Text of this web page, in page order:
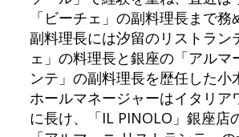
「ビーチェ」の副料理長まで務
副料理長には汐留のリストラン
ェ」の料理長と銀座の「アルマ
ンテ」の副料理長を歴任した小
ホールマネージャーはイタリア
に長け、「IL PINOLO」銀座店